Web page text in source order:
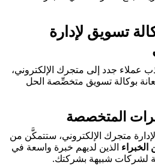
تسويق لإدارة
عملاء جدد إلى متجرك الإلكتروني،
بوكالة تسويق متخصِّصة الحل
متجرك الإلكتروني، ستتمكَّن من
الذين لديهم خبرة واسعة في
لشركات شبيهة بشركتك.